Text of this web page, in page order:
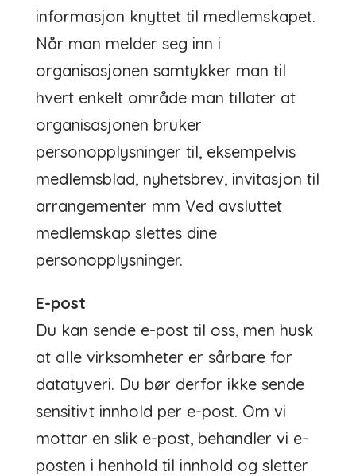
informasjon knyttet til medlemskapet.
Når man melder seg inn i
organisasjonen samtykker man til
hvert enkelt område man tillater at
organisasjonen bruker
personopplysninger til, eksempelvis
medlemsblad, nyhetsbrev, invitasjon til
arrangementer mm Ved avsluttet
medlemskap slettes dine
personopplysninger.
E-post
Du kan sende e-post til oss, men husk
at alle virksomheter er sårbare for
datatyveri. Du bør derfor ikke sende
sensitivt innhold per e-post. Om vi
mottar en slik e-post, behandler vi e-
posten i henhold til innhold og sletter